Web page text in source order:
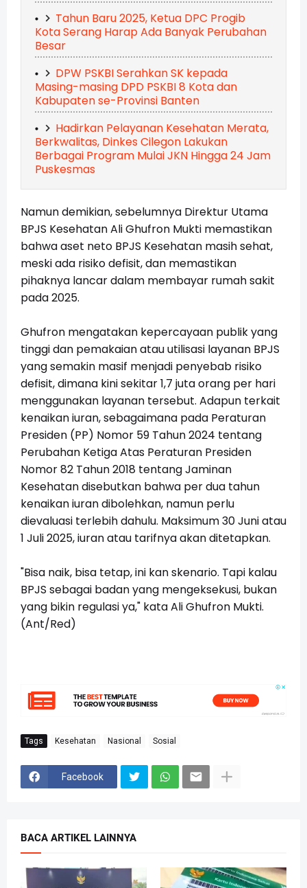
Tahun Baru 2025, Ketua DPC Progib
Kota Serang Harap Ada Banyak Perubahan
Besar
DPW PSKBI Serahkan SK kepada
Masing-masing DPD PSKBI 8 Kota dan
Kabupaten se-Provinsi Banten
Hadirkan Pelayanan Kesehatan Merata,
Berkwalitas, Dinkes Cilegon Lakukan
Berbagai Program Mulai JKN Hingga 24 Jam
Puskesmas
Namun demikian, sebelumnya Direktur Utama
BPJS Kesehatan Ali Ghufron Mukti memastikan
bahwa aset neto BPJS Kesehatan masih sehat,
meski ada risiko defisit, dan memastikan
pihaknya lancar dalam membayar rumah sakit
pada 2025.
Ghufron mengatakan kepercayaan publik yang
tinggi dan pemakaian atau utilisasi layanan BPJS
yang semakin masif menjadi penyebab risiko
defisit, dimana kini sekitar 1,7 juta orang per hari
menggunakan layanan tersebut. Adapun terkait
kenaikan iuran, sebagaimana pada Peraturan
Presiden (PP) Nomor 59 Tahun 2024 tentang
Perubahan Ketiga Atas Peraturan Presiden
Nomor 82 Tahun 2018 tentang Jaminan
Kesehatan disebutkan bahwa per dua tahun
kenaikan iuran dibolehkan, namun perlu
dievaluasi terlebih dahulu. Maksimum 30 Juni atau
1 Juli 2025, iuran atau tarifnya akan ditetapkan.
"Bisa naik, bisa tetap, ini kan skenario. Tapi kalau
BPJS sebagai badan yang mengeksekusi, bukan
yang bikin regulasi ya," kata Ali Ghufron Mukti.
(Ant/Red)
Tags Kesehatan Nasional Sosial
Facebook
BACA ARTIKEL LAINNYA